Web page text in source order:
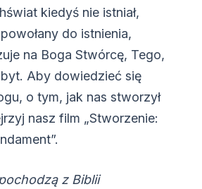
kiedyś nie istniał,
do istnienia,
na Boga Stwórcę, Tego,
byt. Aby dowiedzieć się
o tym, jak nas stworzył
nasz film „Stworzenie:
z Biblii